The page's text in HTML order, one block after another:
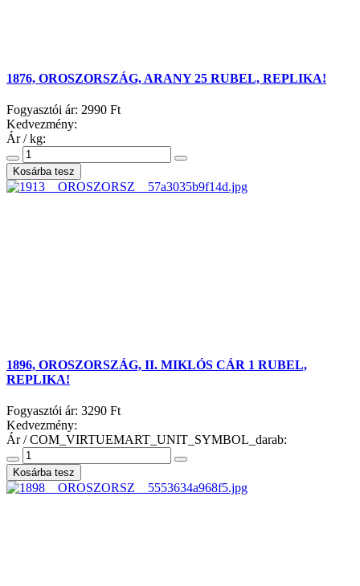
1876, OROSZORSZÁG, ARANY 25 RUBEL, REPLIKA!
Fogyasztói ár: 2990 Ft
Kedvezmény:
Ár / kg:
1896, OROSZORSZÁG, II. MIKLÓS CÁR 1 RUBEL,
REPLIKA!
Fogyasztói ár: 3290 Ft
Kedvezmény:
Ár / COM_VIRTUEMART_UNIT_SYMBOL_darab: